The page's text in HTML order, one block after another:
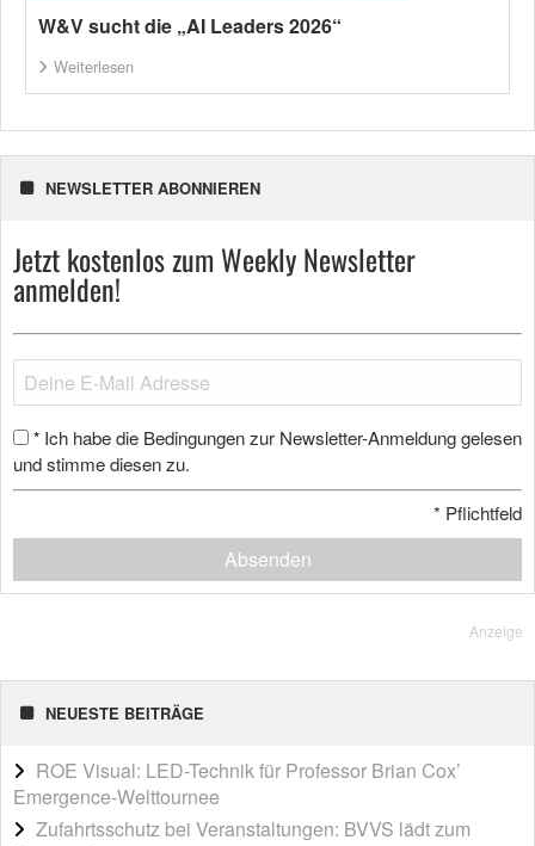
W&V sucht die „AI Leaders 2026“
Weiterlesen
NEWSLETTER ABONNIEREN
Jetzt kostenlos zum Weekly Newsletter
anmelden!
* Ich habe die Bedingungen zur Newsletter-Anmeldung gelesen
und stimme diesen zu.
* Pflichtfeld
Absenden
Anzeige
NEUESTE BEITRÄGE
ROE Visual: LED-Technik für Professor Brian Cox’
Emergence-Welttournee
Zufahrtsschutz bei Veranstaltungen: BVVS lädt zum